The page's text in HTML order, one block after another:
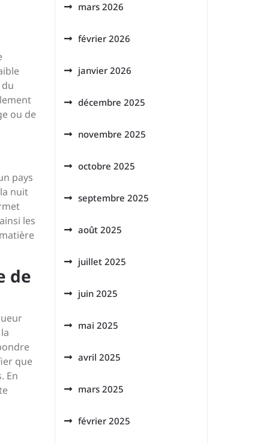
ou de
pays
nuit
les
de
que
En
mars 2026
février 2026
janvier 2026
décembre 2025
novembre 2025
octobre 2025
septembre 2025
août 2025
juillet 2025
juin 2025
mai 2025
avril 2025
mars 2025
février 2025